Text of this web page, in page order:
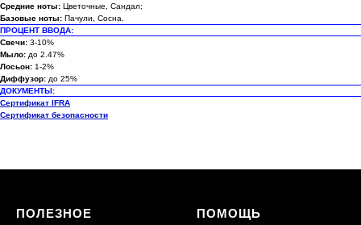
Средние ноты: Цветочные, Сандал;
Базовые ноты: Пачули, Сосна.
ПРОЦЕНТ ВВОДА:
Свечи: 3-10%
Мыло: до 2.47%
Лосьон: 1-2%
Диффузор: до 25%
ДОКУМЕНТЫ:
Сертификат IFRA
Сертификат безопасности
ПОЛЕЗНОЕ ПОМОЩЬ